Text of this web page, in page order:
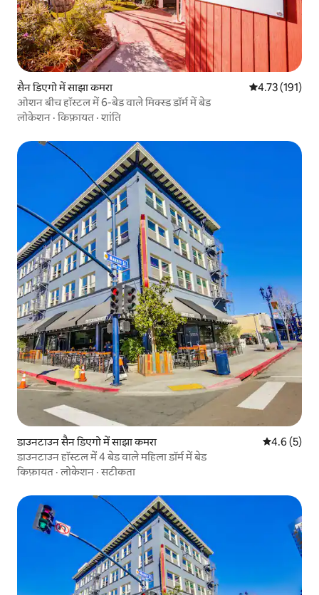
सैन डिएगो में साझा कमरा औसत रेटिंग 5 में से
4.73 (191)
ओशन बीच हॉस्टल में 6-बेड वाले मिक्स्ड डॉर्म में बेड
लोकेशन ·किफ़ायत ·शांति
डाउनटाउन सैन डिएगो में साझा कमरा औसत रेटिंग 5
4.6 (5)
डाउनटाउन हॉस्टल में 4 बेड वाले महिला डॉर्म में बेड
किफ़ायत ·लोकेशन ·सटीकता